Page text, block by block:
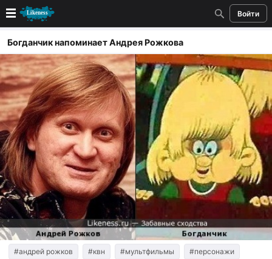
Войти
Новые
Лучшие
Голосование
Кандидаты
Случайное сходство 👍
Создать сходство
Для публикации необходима авторизация
Поиск
Богданчик напоминает Андрея Рожкова
#андрей рожков #квн #мультфильмы #персонажи